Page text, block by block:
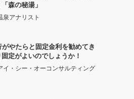
森の秘湯」
泉アナリスト
やたらと固定金利を勧めてき
定がよいのでしょうか！
イ・シー・オーコンサルティング